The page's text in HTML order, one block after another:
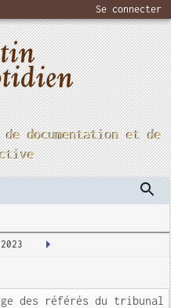
Se connecter
documentation et de
des référés du tribunal